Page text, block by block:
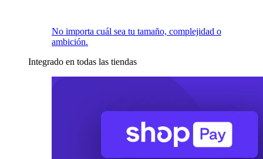
No importa cuál sea tu tamaño, complejidad o
ambición.
Integrado en todas las tiendas